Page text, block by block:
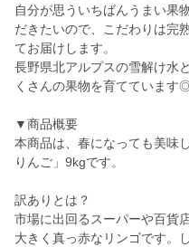
自分が思ういちばんうまい果
だきたいので、こだわりは完
てお届けします。
長野県北アルプスの雪解け水
くさんの果物を育てています
▼商品概要
本商品は、春になっても美味
りんご」9kgです。
訳ありとは？
市場に出回るスーパーや百貨
大きく真っ赤なリンゴです。